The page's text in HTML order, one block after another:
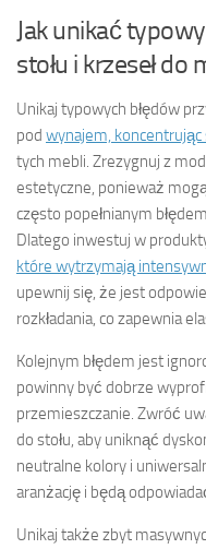
Jak unikać
stołu i krzeseł
Unikaj typowych błędów
pod wynajem, koncentrując
tych mebli. Zrezygnuj z
estetyczne, ponieważ
często popełnianym
Dlatego inwestuj w
które wytrzymają
upewnij się, że jest
rozkładania, co zapewnia
Kolejnym błędem jest
powinny być dobrze
przemieszczanie. Zwróć
do stołu, aby uniknąć
neutralne kolory i
aranżację i będą
Unikaj także zbyt